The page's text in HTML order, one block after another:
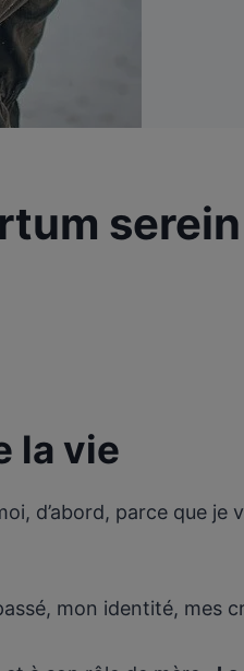
la vie
d’abord, parce que je
mon identité, mes